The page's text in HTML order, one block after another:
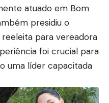
atuado em Bom
presidiu o
para vereadora
foi crucial para
uma líder capacitada